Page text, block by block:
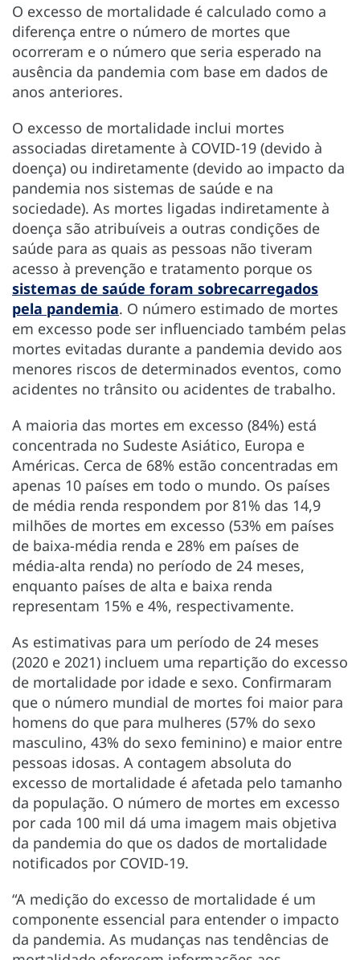
O excesso de mortalidade é calculado como a
diferença entre o número de mortes que
ocorreram e o número que seria esperado na
ausência da pandemia com base em dados de
anos anteriores.
O excesso de mortalidade inclui mortes
associadas diretamente à COVID-19 (devido à
doença) ou indiretamente (devido ao impacto da
pandemia nos sistemas de saúde e na
sociedade). As mortes ligadas indiretamente à
doença são atribuíveis a outras condições de
saúde para as quais as pessoas não tiveram
acesso à prevenção e tratamento porque os
sistemas de saúde foram sobrecarregados
pela pandemia. O número estimado de mortes
em excesso pode ser influenciado também pelas
mortes evitadas durante a pandemia devido aos
menores riscos de determinados eventos, como
acidentes no trânsito ou acidentes de trabalho.
A maioria das mortes em excesso (84%) está
concentrada no Sudeste Asiático, Europa e
Américas. Cerca de 68% estão concentradas em
apenas 10 países em todo o mundo. Os países
de média renda respondem por 81% das 14,9
milhões de mortes em excesso (53% em países
de baixa-média renda e 28% em países de
média-alta renda) no período de 24 meses,
enquanto países de alta e baixa renda
representam 15% e 4%, respectivamente.
As estimativas para um período de 24 meses
(2020 e 2021) incluem uma repartição do excesso
de mortalidade por idade e sexo. Confirmaram
que o número mundial de mortes foi maior para
homens do que para mulheres (57% do sexo
masculino, 43% do sexo feminino) e maior entre
pessoas idosas. A contagem absoluta do
excesso de mortalidade é afetada pelo tamanho
da população. O número de mortes em excesso
por cada 100 mil dá uma imagem mais objetiva
da pandemia do que os dados de mortalidade
notificados por COVID-19.
“A medição do excesso de mortalidade é um
componente essencial para entender o impacto
da pandemia. As mudanças nas tendências de